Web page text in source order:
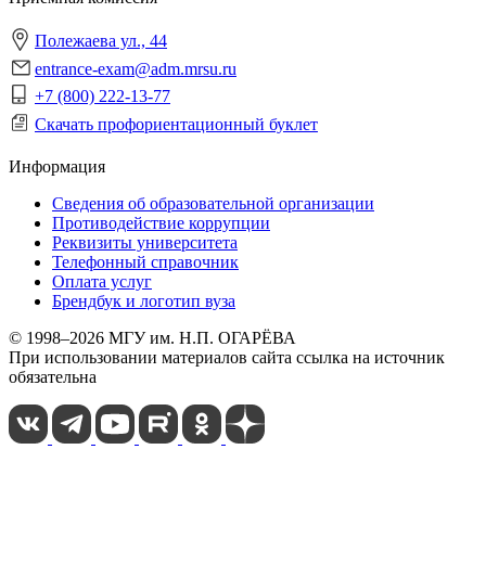
Полежаева ул., 44
entrance-exam@adm.mrsu.ru
+7 (800) 222-13-77
Скачать профориентационный буклет
Информация
Сведения об образовательной организации
Противодействие коррупции
Реквизиты университета
Телефонный справочник
Оплата услуг
Брендбук и логотип вуза
© 1998–2026 МГУ им. Н.П. ОГАРЁВА
При использовании материалов сайта ссылка на источник
обязательна